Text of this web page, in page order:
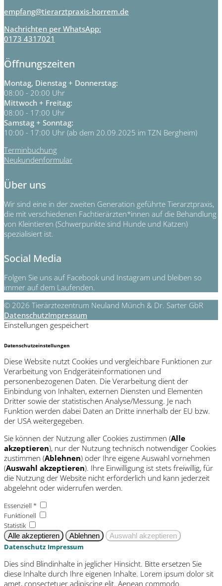
empfang@tierarztpraxis-horrem.de
Nachrichten per WhatsApp:
0173 4317021
Öffnungszeiten
Montag, Dienstag + Donnerstag:
08:00 - 20:00 Uhr
Mittwoch + Freitag:
08:00 - 17:00 Uhr
Samstag + Sonntag:
10:00 - 17:00 Uhr (ab dem 20.09.2025 im TZN Bergheim)
Terminbuchung
Neukundenformular
Über uns
Wir sind eine in der zweiten Generation geführte Tierarztpraxis,
die mit verschiedenen Fachtierärzten*innen auf die Behandlung
von Kleintieren (Schwerpunkte sind Hunde und Katzen)
spezialisiert ist.
Social Media
Folgen Sie uns auf Facebook und Instagram und bleiben so
immer auf dem Laufenden.
© 2026 Tierärztezentrum Neuland Münch & Dr. Sarter GbR
DatenschutzImpressum
Einstellungen gespeichert
Datenschutzeinstellungen
Diese Website nutzt Cookies und vergleichbare Funktionen zur
Verarbeitung von Endgeräteinformationen und
personenbezogenen Daten. Die Verarbeitung dient der
Einbindung von Inhalten, externen Diensten und Elementen
Dritter sowie der statistischen Analyse/Messung. Je nach
Funktion werden dabei Daten an Dritte innerhalb der EU bzw.
der USA weitergegeben.
Sie können der Nutzung aller Cookies zustimmen (Alle
akzeptieren), nur der Nutzung technisch notwendiger Cookies
zustimmen (Ablehnen) oder Ihre eigene Auswahl vornehmen
(Auswahl akzeptieren). Ihre Einwilligung ist stets freiwillig, für
die Nutzung der Website nicht erforderlich und kann jederzeit
abgelehnt oder widerrufen werden.
Essenziell *
Funktionell
Statistik
Datenschutz Impressum
Dies sind Blindinhalte in jeglicher Hinsicht. Bitte ersetzen Sie
diese Inhalte durch Ihre eigenen Inhalte. Lorem ipsum dolor sit
amet, consectetuer adipiscing elit. Aenean commodo.